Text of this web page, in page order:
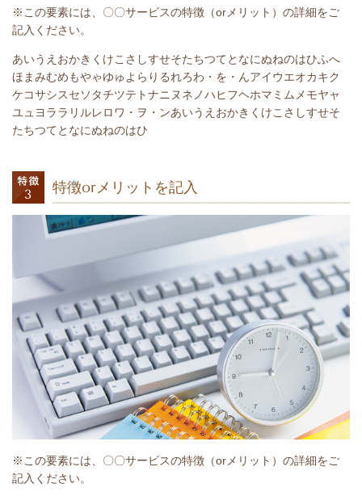
※この要素には、〇〇サービスの特徴（orメリット）の詳細をご
記入ください。
あいうえおかきくけこさしすせそたちつてとなにぬねのはひふへ
ほまみむめもやゃゆゅよらりるれろわ・を・んアイウエオカキク
ケコサシスセソタチツテトナニヌネノハヒフヘホマミムメモヤャ
ユュヨララリルレロワ・ヲ・ンあいうえおかきくけこさしすせそ
たちつてとなにぬねのはひ
特徴orメリットを記入
※この要素には、〇〇サービスの特徴（orメリット）の詳細をご
記入ください。